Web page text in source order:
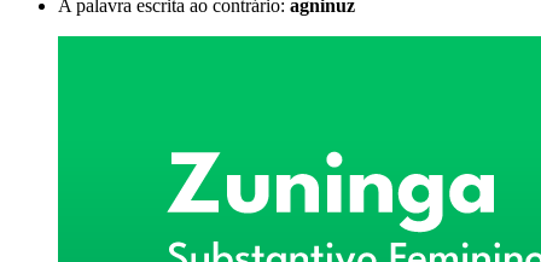
A palavra escrita ao contrário: agninuz